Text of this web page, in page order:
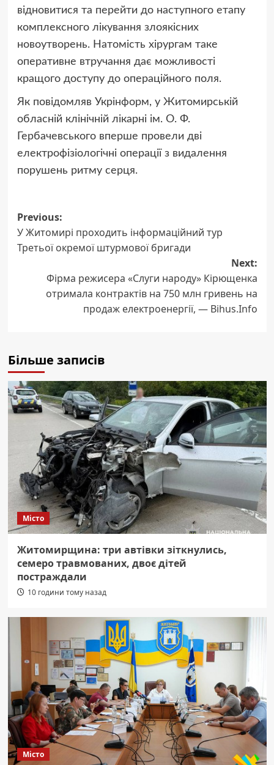
відновитися та перейти до наступного етапу
комплексного лікування злоякісних
новоутворень. Натомість хірургам таке
оперативне втручання дає можливості
кращого доступу до операційного поля.
Як повідомляв Укрінформ, у Житомирській
обласній клінічній лікарні ім. О. Ф.
Гербачевського вперше провели дві
електрофізіологічні операції з видалення
порушень ритму серця.
Post
navigation
Previous:
У Житомирі проходить інформаційний тур
Третьої окремої штурмової бригади
Next:
Фірма режисера «Слуги народу» Кірющенка
отримала контрактів на 750 млн гривень на
продаж електроенергії, — Bihus.Info
Більше записів
Місто
Житомирщина: три автівки зіткнулись,
семеро травмованих, двоє дітей
постраждали
10 години тому назад
Місто